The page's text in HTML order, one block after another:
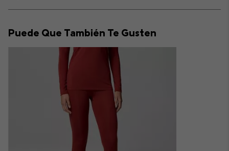
or
Puede Que También Te Gusten